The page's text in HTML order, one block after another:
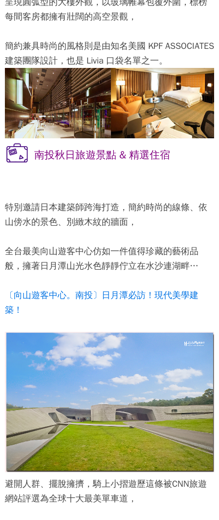
每間客房都擁有壯闊的高空景觀，
簡約兼具時尚的風格則是由知名美國 KPF ASSOCIATES
建築團隊設計，也是 Livia 口袋名單之一。
南投秋日旅遊景點 & 精選住宿
特別邀請日本建築師跨海打造，簡約時尚的線條、依
山傍水的景色、別緻木紋的牆面，
全台最美向山遊客中心仿如一件值得珍藏的藝術品
般，擁著日月潭山光水色靜靜佇立在水沙連湖畔…
〔向山遊客中心。南投〕日月潭必訪！現代美學建
築！
避開人群、擺脫擁擠，騎上小摺遊歷這條被CNN旅遊
網站評選為全球十大最美單車道，